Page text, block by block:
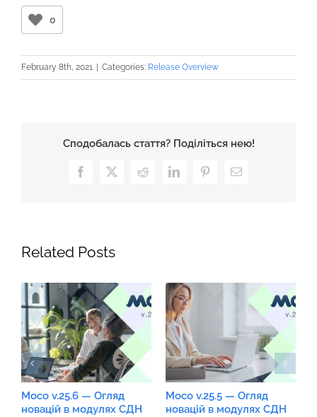
0
February 8th, 2021 Categories: Release Overview
Сподобалась стаття? Поділіться нею!
Facebook
X RedditLinkedInPinterestEmail
Related Posts
Moco v.25.6 — Огляд
новацій в модулях СДН
Moco v.25.5 — Огляд
новацій в модулях СДН